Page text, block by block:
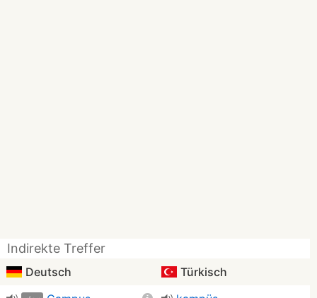
Indirekte Treffer
Deutsch Türkisch